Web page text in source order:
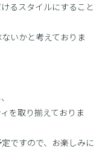
るスタイルにすること
いかと考えておりま
を取り揃えておりま
ですので、お楽しみに